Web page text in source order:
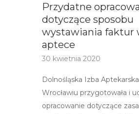
Przydatne
dotyczące sposobu
wystawiania faktur
aptece
30 kwietnia 2020
Dolnośląska Izba
Wrocławiu przygotowała i
opracowanie dotyczące